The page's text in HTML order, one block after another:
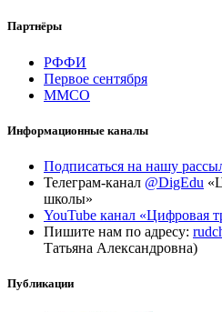
Партнёры
РФФИ
Первое сентября
ММСО
Информационные каналы
Подписаться на нашу
Телеграм-канал @DigEdu
школы»
YouTube канал «Цифровая
Пишите нам по адресу:
Татьяна Александровна)
Публикации